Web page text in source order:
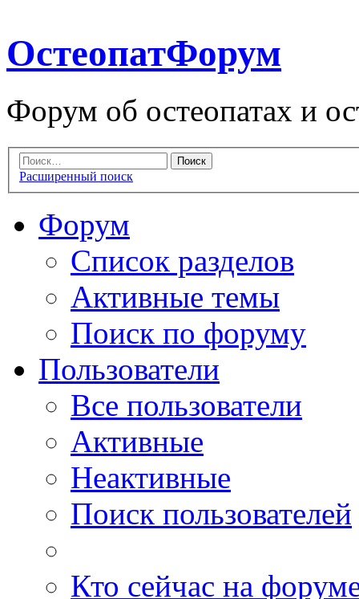
ОстеопатФорум
Форум об остеопатах и
Расширенный поиск
Форум
Список разделов
Активные темы
Поиск по форуму
Пользователи
Все пользователи
Активные
Неактивные
Поиск пользователей
Кто сейчас на